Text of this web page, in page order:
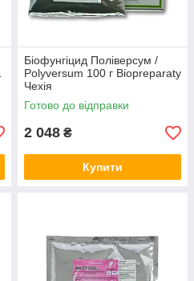
Біофунгіцид Поліверсум /
Polyversum 100 г Biopreparaty
Чехія
Готово до відправки
2 048 ₴
Купити